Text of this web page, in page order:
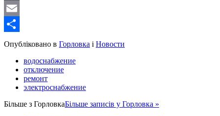
WordPress
Email
Share
Опубліковано в Горловка і Новости
водоснабжение
отключение
ремонт
электроснабжение
Більше з ГорловкаБільше записів у Горловка »